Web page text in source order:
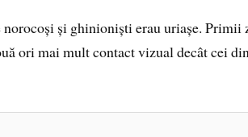
și ghinioniști erau uriașe. Primii
ori mai mult contact vizual decât cei